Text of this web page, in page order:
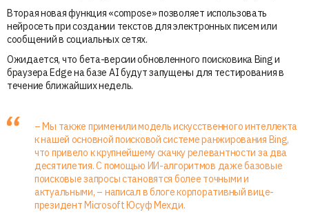
Вторая новая функция «compose» позволяет использовать
нейросеть при создании текстов для электронных писем или
сообщений в социальных сетях.
Ожидается, что бета-версии обновленного поисковика Bing и
браузера Edge на базе AI будут запущены для тестирования в
течение ближайших недель.
– Мы также применили модель искусственного интеллекта
к нашей основной поисковой системе ранжирования Bing,
что привело к крупнейшему скачку релевантности за два
десятилетия. С помощью ИИ-алгоритмов даже базовые
поисковые запросы становятся более точными и
актуальными, – написал в блоге корпоративный вице-
президент Microsoft Юсуф Мехди.